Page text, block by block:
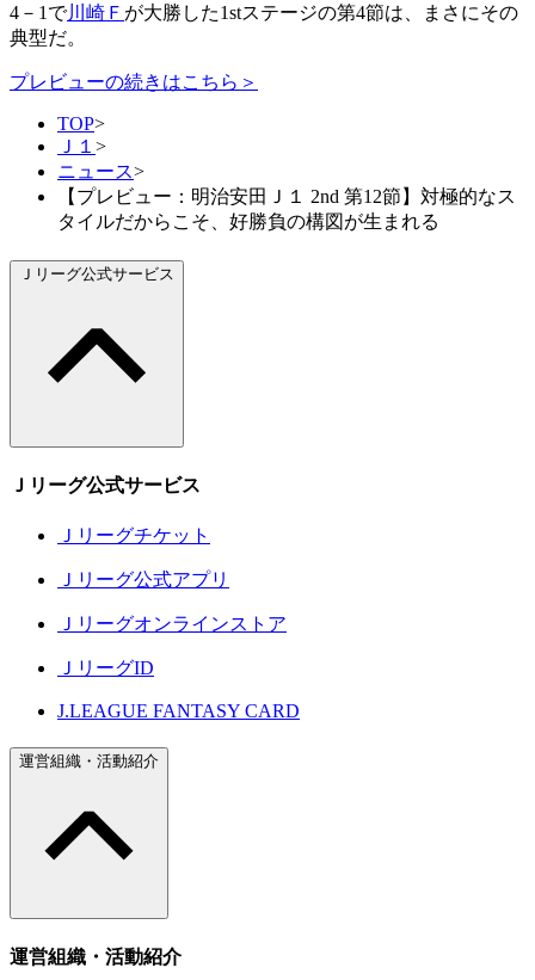
4－1で川崎Ｆ が大勝した1stステージの第4節は、まさにその
典型だ。
プレビューの続きはこちら＞
TOP>
Ｊ１ >
ニュース>
【プレビュー：明治安田Ｊ１ 2nd 第12節】対極的なス
タイルだからこそ、好勝負の構図が生まれる
Ｊリーグ公式サービス
Ｊリーグ公式サービス
Ｊリーグチケット
Ｊリーグ公式アプリ
Ｊリーグオンラインストア
ＪリーグID
J.LEAGUE FANTASY CARD
運営組織・活動紹介
運営組織・活動紹介